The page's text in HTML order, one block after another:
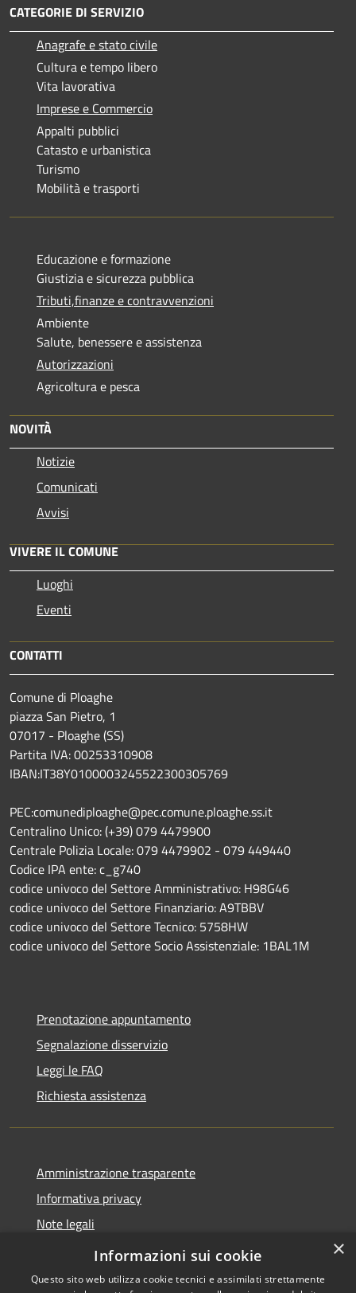
CATEGORIE DI SERVIZIO
Anagrafe e stato civile
Cultura e tempo libero
Vita lavorativa
Imprese e Commercio
Appalti pubblici
Catasto e urbanistica
Turismo
Mobilità e trasporti
Educazione e formazione
Giustizia e sicurezza pubblica
Tributi,finanze e contravvenzioni
Ambiente
Salute, benessere e assistenza
Autorizzazioni
Agricoltura e pesca
NOVITÀ
Notizie
Comunicati
Avvisi
VIVERE IL COMUNE
Luoghi
Eventi
CONTATTI
Comune di Ploaghe
piazza San Pietro, 1
07017 - Ploaghe (SS)
Partita IVA: 00253310908
IBAN:IT38Y0100003245522300305769
PEC:comunediploaghe@pec.comune.ploaghe.ss.it
Centralino Unico: (+39) 079 4479900
Centrale Polizia Locale: 079 4479902 - 079 449440
Codice IPA ente: c_g740
codice univoco del Settore Amministrativo: H98G46
codice univoco del Settore Finanziario: A9TBBV
codice univoco del Settore Tecnico: 5758HW
codice univoco del Settore Socio Assistenziale: 1BAL1M
Prenotazione appuntamento
Segnalazione disservizio
Leggi le FAQ
Richiesta assistenza
Amministrazione trasparente
Informativa privacy
Note legali
Dichiarazione di accessibilità
×
Informazioni sui cookie
Questo sito web utilizza cookie tecnici e assimilati strettamente